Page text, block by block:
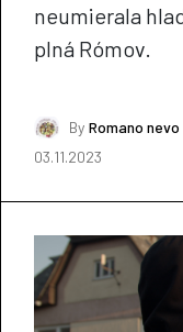
neumierala
plná Rómov.
By Romano
03.11.2023